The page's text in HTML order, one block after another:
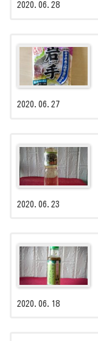
2020.06.28
2020.06.27
2020.06.23
2020.06.18